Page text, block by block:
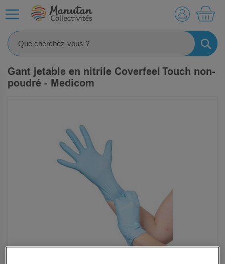
Gant jetable en nitrile Coverfeel Touch non-
poudré - Medicom